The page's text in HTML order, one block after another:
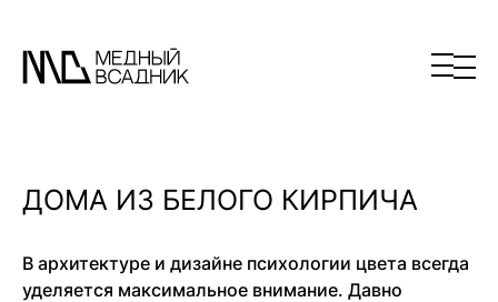
ДОМА ИЗ БЕЛОГО КИРПИЧА
В архитектуре и дизайне психологии цвета всегда
уделяется максимальное внимание. Давно